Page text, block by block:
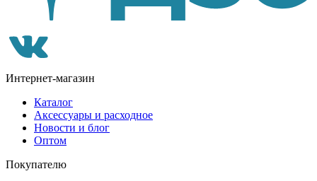
Интернет-магазин
Каталог
Аксессуары и расходное
Новости и блог
Оптом
Покупателю